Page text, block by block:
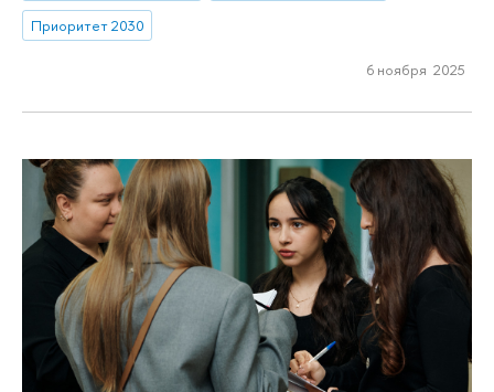
Приоритет 2030
6 ноября 2025